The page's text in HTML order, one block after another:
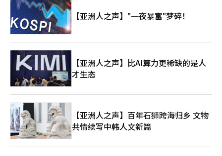
【亚洲人之声】"一夜暴富"梦碎！
【亚洲人之声】比AI算力更稀缺的是人
才生态
【亚洲人之声】百年石狮跨海归乡 文物
共情续写中韩人文新篇